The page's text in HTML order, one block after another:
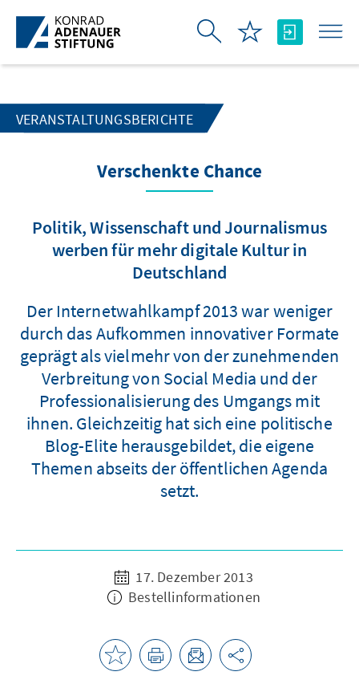
Zum Hauptinhalt springen
VERANSTALTUNGSBERICHTE
Verschenkte Chance
Politik, Wissenschaft und Journalismus
werben für mehr digitale Kultur in
Deutschland
Der Internetwahlkampf 2013 war weniger
durch das Aufkommen innovativer Formate
geprägt als vielmehr von der zunehmenden
Verbreitung von Social Media und der
Professionalisierung des Umgangs mit
ihnen. Gleichzeitig hat sich eine politische
Blog-Elite herausgebildet, die eigene
Themen abseits der öffentlichen Agenda
setzt.
17. Dezember 2013
Bestellinformationen